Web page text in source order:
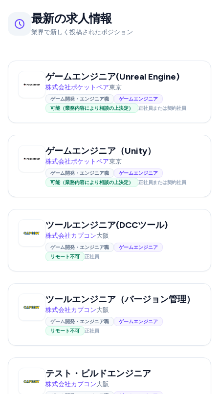
最新の求人情報
業界で新しく投稿されたポジション
ゲームエンジニア(Unreal Engine)
株式会社ポケットペア東京
ゲーム開発・エンジニア職
ゲームエンジニア
可能（業務内容により相談の上決定）
正社員または契約社員
ゲームエンジニア（Unity）
株式会社ポケットペア東京
ゲーム開発・エンジニア職
ゲームエンジニア
可能（業務内容により相談の上決定）
正社員または契約社員
ツールエンジニア(DCCツール)
株式会社カプコン大阪
ゲーム開発・エンジニア職
ゲームエンジニア
リモート不可
正社員
ツールエンジニア（バージョン管理）
株式会社カプコン大阪
ゲーム開発・エンジニア職
ゲームエンジニア
リモート不可
正社員
テスト・ビルドエンジニア
株式会社カプコン大阪